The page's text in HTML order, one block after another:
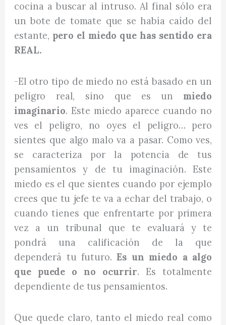
cocina a buscar al intruso. Al final sólo era
un bote de tomate que se había caído del
estante, pero el miedo que has sentido era
REAL.
-El otro tipo de miedo no está basado en un
peligro real, sino que es un miedo
imaginario. Este miedo aparece cuando no
ves el peligro, no oyes el peligro… pero
sientes que algo malo va a pasar. Como ves,
se caracteriza por la potencia de tus
pensamientos y de tu imaginación. Este
miedo es el que sientes cuando por ejemplo
crees que tu jefe te va a echar del trabajo, o
cuando tienes que enfrentarte por primera
vez a un tribunal que te evaluará y te
pondrá una calificación de la que
dependerá tu futuro.Es un miedo a algo
que puede o no ocurrir. Es totalmente
dependiente de tus pensamientos.
Que quede claro, tanto el miedo real como